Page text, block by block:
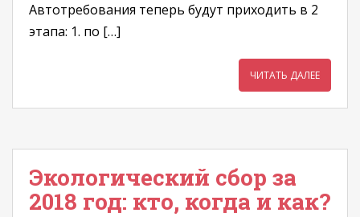
Автотребования теперь будут приходить в 2
этапа: 1. по […]
ЧИТАТЬ ДАЛЕЕ
Экологический сбор за
2018 год: кто, когда и как?